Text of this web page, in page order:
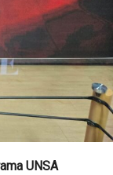
UNSA